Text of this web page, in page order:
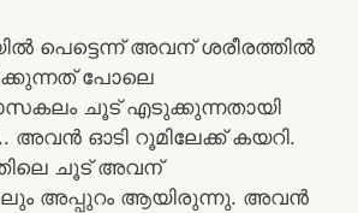
പെട്ടെന്ന് അവന് ശരീരത്തിൽ
പോലെ
ചൂട് എടുക്കുന്നതായി
അവൻ ഓടി റൂമിലേക്ക് കയറി.
ചൂട് അവന്
അപ്പുറം ആയിരുന്നു. അവൻ